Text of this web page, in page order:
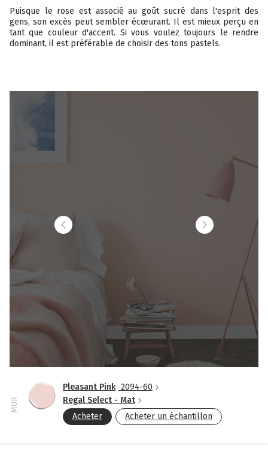
Puisque le rose est associé au goût sucré dans l'esprit des
gens, son excès peut sembler écœurant. Il est mieux perçu en
tant que couleur d'accent. Si vous voulez toujours le rendre
dominant, il est préférable de choisir des tons pastels.
MUR
Pleasant Pink 2094-60
Regal Select - Mat
Acheter
Acheter un échantillon